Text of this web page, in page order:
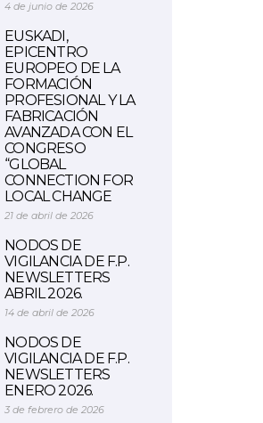
4 de junio de 2026
EUSKADI,
EPICENTRO
EUROPEO DE LA
FORMACIÓN
PROFESIONAL Y LA
FABRICACIÓN
AVANZADA CON EL
CONGRESO
“GLOBAL
CONNECTION FOR
LOCAL CHANGE
21 de abril de 2026
NODOS DE
VIGILANCIA DE F.P.
NEWSLETTERS
ABRIL 2026.
14 de abril de 2026
NODOS DE
VIGILANCIA DE F.P.
NEWSLETTERS
ENERO 2026.
3 de febrero de 2026